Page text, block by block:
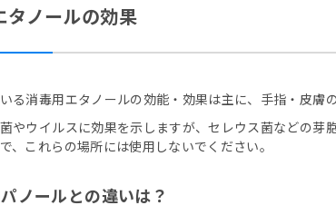
タノールの効果
る消毒用エタノールの効能・効果は主に、手指・皮膚
やウイルスに効果を示しますが、セレウス菌などの
、これらの場所には使用しないでください。
ノールとの違いは？